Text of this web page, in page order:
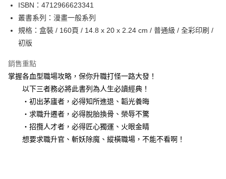
每筆NT$100，滿NT$499(含以上)免運費
ISBN：4712966623341
叢書系列：漫畫一般系列
規格：盒裝 / 160頁 / 14.8 x 20 x 2.24 cm / 普通級 / 全彩印刷 /
初版
銷售重點
掌握各血型職場攻略，保你升職打怪一路大發！
以下三者務必將此書列為人生必讀經典！
‧初出茅廬者，必得知所進退、韜光養晦
‧求職升遷者，必得脫胎換骨、榮辱不驚
‧招攬人才者，必得匠心獨運、火眼金睛
想要求職升官、斬妖除魔、縱橫職場，不能不看啊！